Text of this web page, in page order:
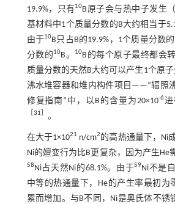
19.9%，只有10B原子会与热中子发生
基材料中1个质量分数的B大约相当于
由于10B只占B的19.9%，1个质量分数
分数的10B。 10B的每个原子最终都会
质量分数的天然B大约可以产生1个原
沸水堆容器和堆内构件项目——“辐照
修复指南”中，以B的含量为20×10-6进
［31］ 。
在大于1×1021 n/cm2的高热通量下，Ni
Ni的嬗变行为比B更复杂，因为产生He
58Ni占天然Ni的68.1%。由于59Ni不是
中等的热通量下，He的产生率最初为
累而增加。与B不同，Ni是奥氏体不锈